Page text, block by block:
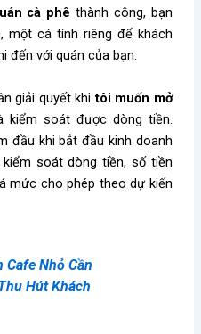
cà phê thành công, bạn
một cá tính riêng để khách
đến với quán của bạn.
giải quyết khitôi muốn mở
kiểm soát được dòng tiền.
đầu khi bắt đầu kinh doanh
soát dòng tiền, số tiền
mức cho phép theo dự kiến
Cafe Nhỏ Cần
Hút Khách